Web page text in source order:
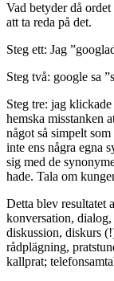
Vad betyder då
att ta reda på det.
Steg ett: Jag
Steg två: google sa
Steg tre: jag klickade
hemska misstanken
något så simpelt
inte ens några egna
sig med de
hade. Tala om
Detta blev resultatet
konversation, dialog,
diskussion, diskurs
rådplägning,
kallprat;